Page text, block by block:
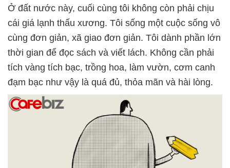
Ở đất nước này, cuối cùng tôi không còn phải chịu
cái giá lạnh thấu xương. Tôi sống một cuộc sống vô
cùng đơn giản, xã giao đơn giản. Tôi dành phần lớn
thời gian để đọc sách và viết lách. Không cần phải
tích vàng tích bạc, trồng hoa, làm vườn, cơm canh
đạm bạc như vậy là quá đủ, thỏa mãn và hài lòng.